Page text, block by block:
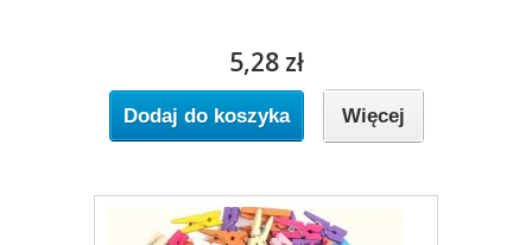
5,28 zł
Dodaj do koszyka Więcej